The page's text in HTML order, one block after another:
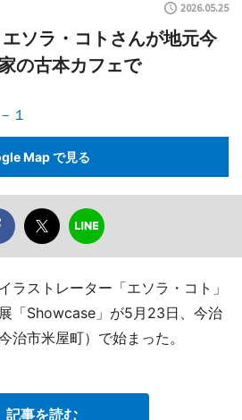
2026.05.25
ソラ・コトさんが地元今
の古本カフェで
１
Map で見る
ラストレーター「エソラ・コト」
「Showcase」が5月23日、今治
治市米屋町）で始まった。
記事を読む